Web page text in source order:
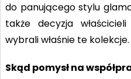
do panującego stylu
także decyzja
wybrali właśnie te kolekcje.
Skąd pomysł na